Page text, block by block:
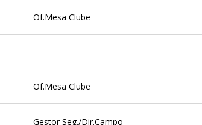
Of.Mesa Clube
Of.Mesa Clube
Gestor Seg./Dir.Campo